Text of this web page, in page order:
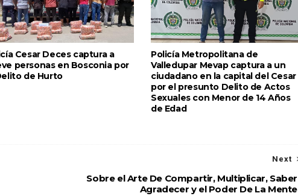
Cesar Deces captura a
personas en Bosconia por
de Hurto
Policía Metropolitana de
Valledupar Mevap captura a un
ciudadano en la capital del Cesar
por el presunto Delito de Actos
Sexuales con Menor de 14 Años
de Edad
Next
Sobre el Arte De Compartir, Multiplicar, Saber
Agradecer y el Poder De La Mente